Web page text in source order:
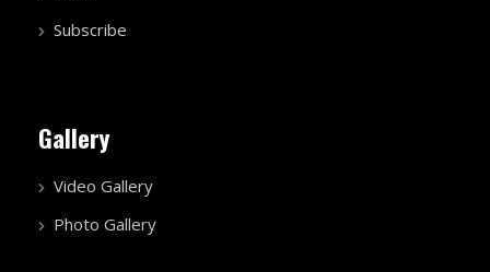
Subscribe
Gallery
Video Gallery
Photo Gallery